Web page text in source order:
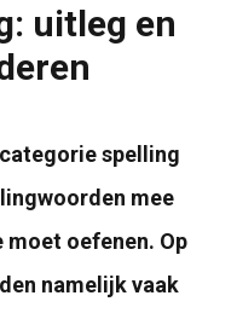
uitleg en
spelling
mee
oefenen. Op
namelijk vaak